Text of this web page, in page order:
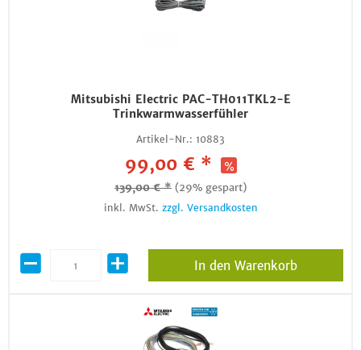
Mitsubishi Electric PAC-TH011TKL2-E
Trinkwarmwasserfühler
Artikel-Nr.: 10883
99,00 € *
139,00 € * (29% gespart)
inkl. MwSt. zzgl. Versandkosten
In den Warenkorb